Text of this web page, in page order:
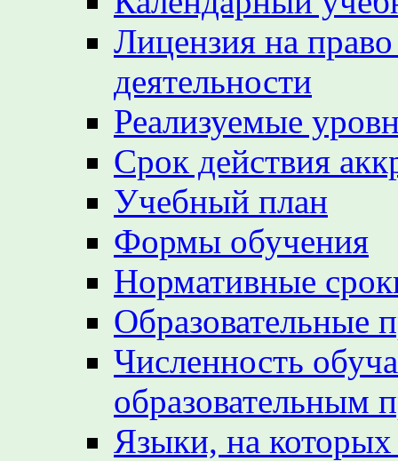
Лицензия на
деятельности
Реализуемые
Срок действия
Учебный план
Формы обучения
Нормативные
Образовательные
Численность
образовательным
Языки, на которых